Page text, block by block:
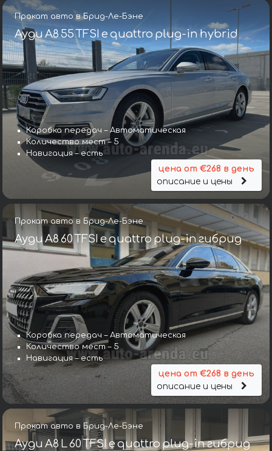
Прокат авто в Брид-Ле-Бэне
Ауди A8 55 TFSI e quattro plug-in hybrid
Коробка передач – Автоматическая
Количество мест – 5
Навигация – есть
цена от €268 в день
описание и цены
Прокат авто в Брид-Ле-Бэне
Ауди A8 60 TFSI e quattro plug-in гибрид
Коробка передач – Автоматическая
Количество мест – 5
Навигация – есть
цена от €268 в день
описание и цены
Прокат авто в Брид-Ле-Бэне
Ауди A8 L 60 TFSI e quattro plug-in гибрид